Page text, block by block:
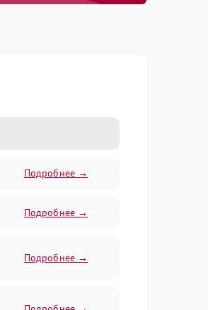
Подробнее →
Подробнее →
Подробнее →